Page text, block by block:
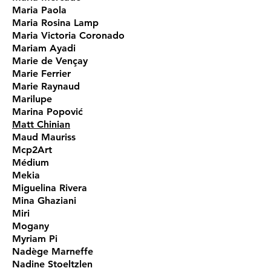
Maria Paola
Maria Rosina Lamp
Maria Victoria Coronado
Mariam Ayadi
Marie de Vençay
Marie Ferrier
Marie Raynaud
Marilupe
Marina Popović
Matt Chinian
Maud Mauriss
Mcp2Art
Médium
Mekia
Miguelina Rivera
Mina Ghaziani
Miri
Mogany
Myriam Pi
Nadège Marneffe
Nadine Stoeltzlen